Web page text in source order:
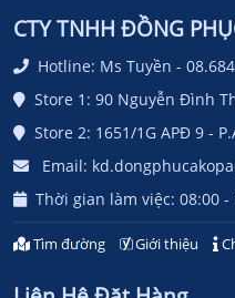
CTY TNHH ĐỒNG
Hotline: Ms Tuyền -
Store 1: 90 Nguyễn Đình
Store 2: 1651/1G APĐ 9 -
Email:
Thời gian làm việc: 08:00 -
Tìm đường Giới thiệu